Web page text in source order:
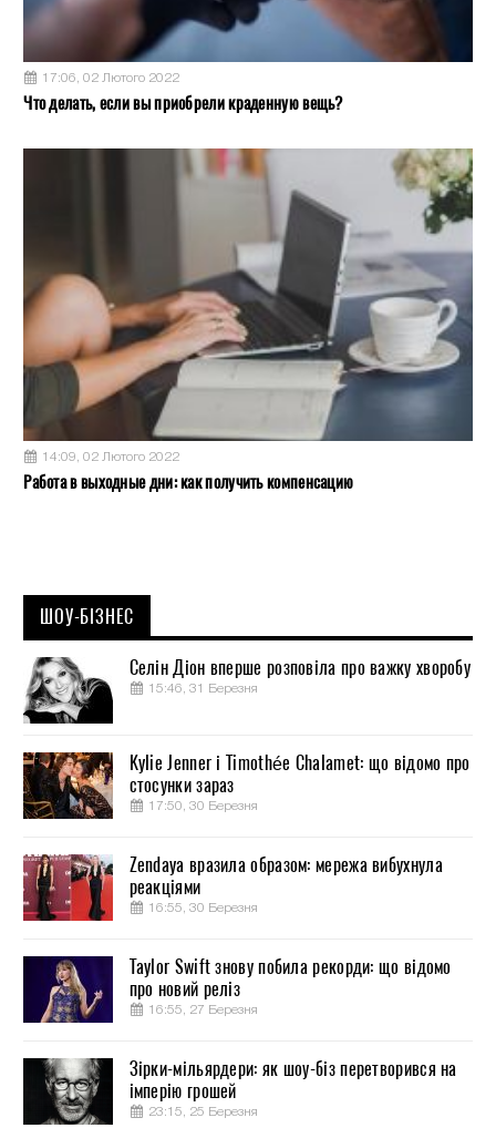
17:06, 02 Лютого 2022
Что делать, если вы приобрели краденную вещь?
14:09, 02 Лютого 2022
Работа в выходные дни: как получить компенсацию
ШОУ-БІЗНЕС
Селін Діон вперше розповіла про важку хворобу
15:46, 31 Березня
Kylie Jenner і Timothée Chalamet: що відомо про
стосунки зараз
17:50, 30 Березня
Zendaya вразила образом: мережа вибухнула
реакціями
16:55, 30 Березня
Taylor Swift знову побила рекорди: що відомо
про новий реліз
16:55, 27 Березня
Зірки-мільярдери: як шоу-біз перетворився на
імперію грошей
23:15, 25 Березня